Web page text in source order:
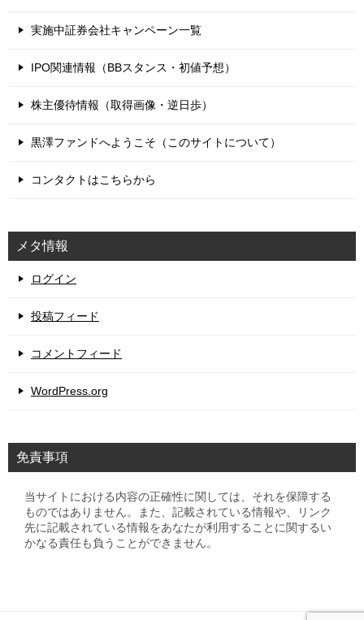
実施中証券会社キャンペーン一覧
IPO関連情報（BBスタンス・初値予想）
株主優待情報（取得画像・逆日歩）
黒澤ファンドへようこそ（このサイトについて）
コンタクトはこちらから
メタ情報
ログイン
投稿フィード
コメントフィード
WordPress.org
免責事項
当サイトにおける内容の正確性に関しては、それを保障する
ものではありません。また、記載されている情報や、リンク
先に記載されている情報をあなたが利用することに関するい
かなる責任も負うことができません。